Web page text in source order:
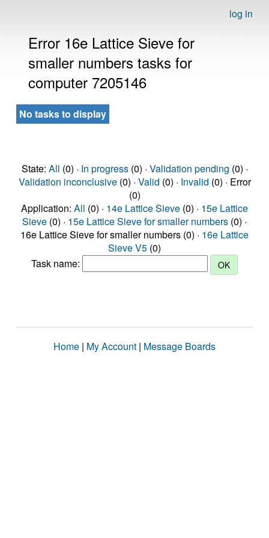
log in
Error 16e Lattice Sieve for
smaller numbers tasks for
computer 7205146
No tasks to display
State: All (0) · In progress(0) · Validation pending (0) ·
Validation inconclusive(0) · Valid (0) · Invalid (0) · Error
(0)
Application: All (0) · 14e Lattice Sieve (0) · 15e Lattice
Sieve (0) · 15e Lattice Sieve for smaller numbers (0) ·
16e Lattice Sieve for smaller numbers (0) · 16e Lattice
Sieve V5 (0)
Task name:
Home | My Account | Message Boards